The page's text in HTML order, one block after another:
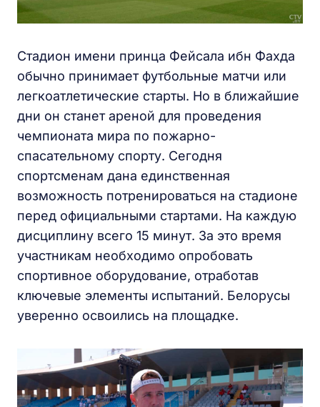
Стадион имени принца Фейсала ибн Фахда
обычно принимает футбольные матчи или
легкоатлетические старты. Но в ближайшие
дни он станет ареной для проведения
чемпионата мира по пожарно-
спасательному спорту. Сегодня
спортсменам дана единственная
возможность потренироваться на стадионе
перед официальными стартами. На каждую
дисциплину всего 15 минут. За это время
участникам необходимо опробовать
спортивное оборудование, отработав
ключевые элементы испытаний. Белорусы
уверенно освоились на площадке.